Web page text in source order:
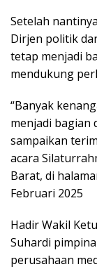
Setelah
Dirjen politik
tetap menjadi
mendukung
“Banyak
menjadi bagian
sampaikan
acara
Barat, di
Februari 2025
Hadir Wakil
Suhardi
perusahaan